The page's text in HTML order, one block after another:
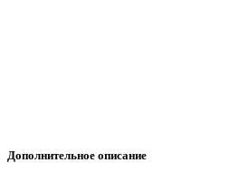
Дополнительное описание